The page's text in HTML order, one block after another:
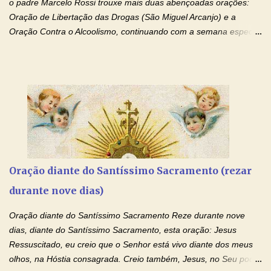
o padre Marcelo Rossi trouxe mais duas abençoadas orações:
Oração de Libertação das Drogas (São Miguel Arcanjo) e a
Oração Contra o Alcoolismo, continuando com a semana especial
Ágape de nosso Pai Santo - Jesus - te curar, deixe nossa
Mãezinha do Céu - Maria - te proteger com Seu divino manto.
Não desista, Jesus irá curar todas suas feridas, Creia! Adriana-
Devoção e Fé Oração de Libertação das Drogas (São Miguel
Arcanjo) "Senhor, Pai Eterno, em Nome de Teu Filho Jesus,
se encontram encarcerados em um vício, escravos de alguma
droga. Senhor, Pai Poderoso e cheio de Misericórdia, na
drogas, c...
Oração diante do Santíssimo Sacramento (rezar
durante nove dias)
Oração diante do Santíssimo Sacramento Reze durante nove
dias, diante do Santíssimo Sacramento, esta oração: Jesus
Ressuscitado, eu creio que o Senhor está vivo diante dos meus
olhos, na Hóstia consagrada. Creio também, Jesus, no Seu poder